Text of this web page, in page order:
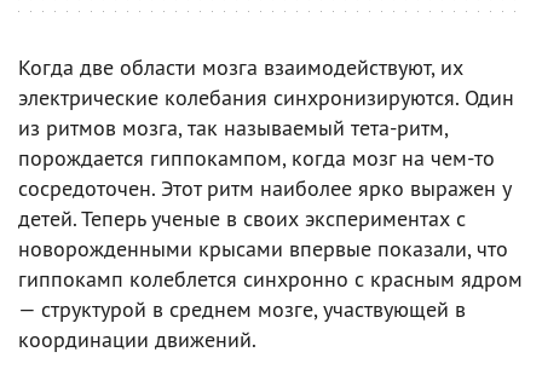
Когда две области мозга взаимодействуют, их
электрические колебания синхронизируются. Один
из ритмов мозга, так называемый тета-ритм,
порождается гиппокампом, когда мозг на чем-то
сосредоточен. Этот ритм наиболее ярко выражен у
детей. Теперь ученые в своих экспериментах с
новорожденными крысами впервые показали, что
гиппокамп колеблется синхронно с красным ядром
— структурой в среднем мозге, участвующей в
координации движений.